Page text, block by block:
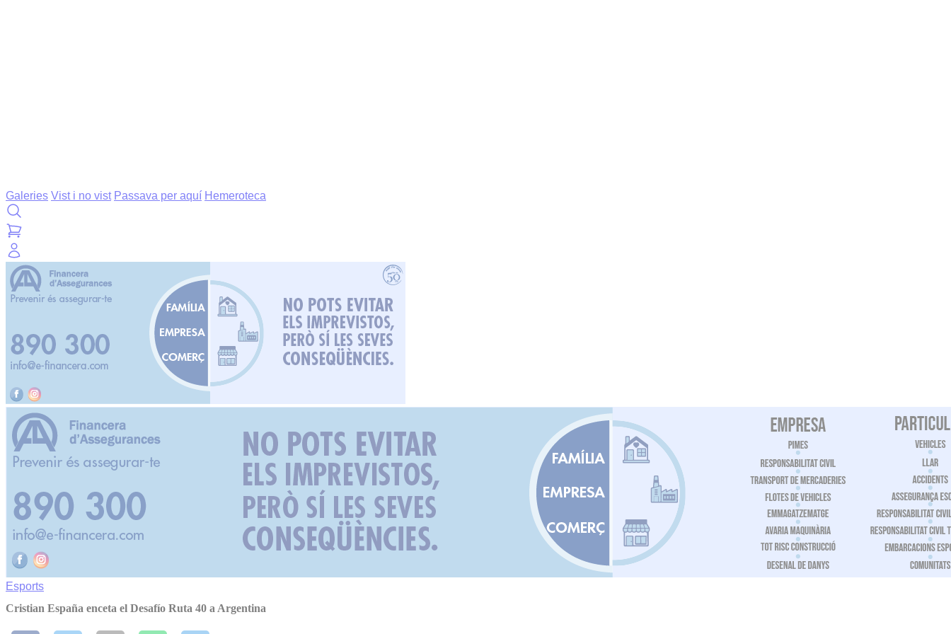
Galeries Vist i no vist Passava per aquí Hemeroteca
Esports
Cristian España enceta el Desafío Ruta 40 a Argentina